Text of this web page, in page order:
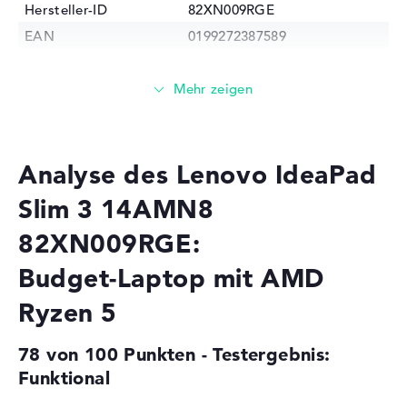
Hersteller-ID
82XN009RGE
EAN
0199272387589
AMD Ryzen 5 7520U / 2,8
Technologie
Cache
2 - 4 MB (L2/L3-Cache)
Grafikkarte
Grafikprozessor
AMD Radeon 610M
RAM
1. Steckplatz
Technologie
LPDDR5 - 5500 MHZ
Analyse des Lenovo IdeaPad
Slim 3 14AMN8
82XN009RGE:
Budget-Laptop mit AMD
Ryzen 5
78 von 100 Punkten - Testergebnis:
Funktional